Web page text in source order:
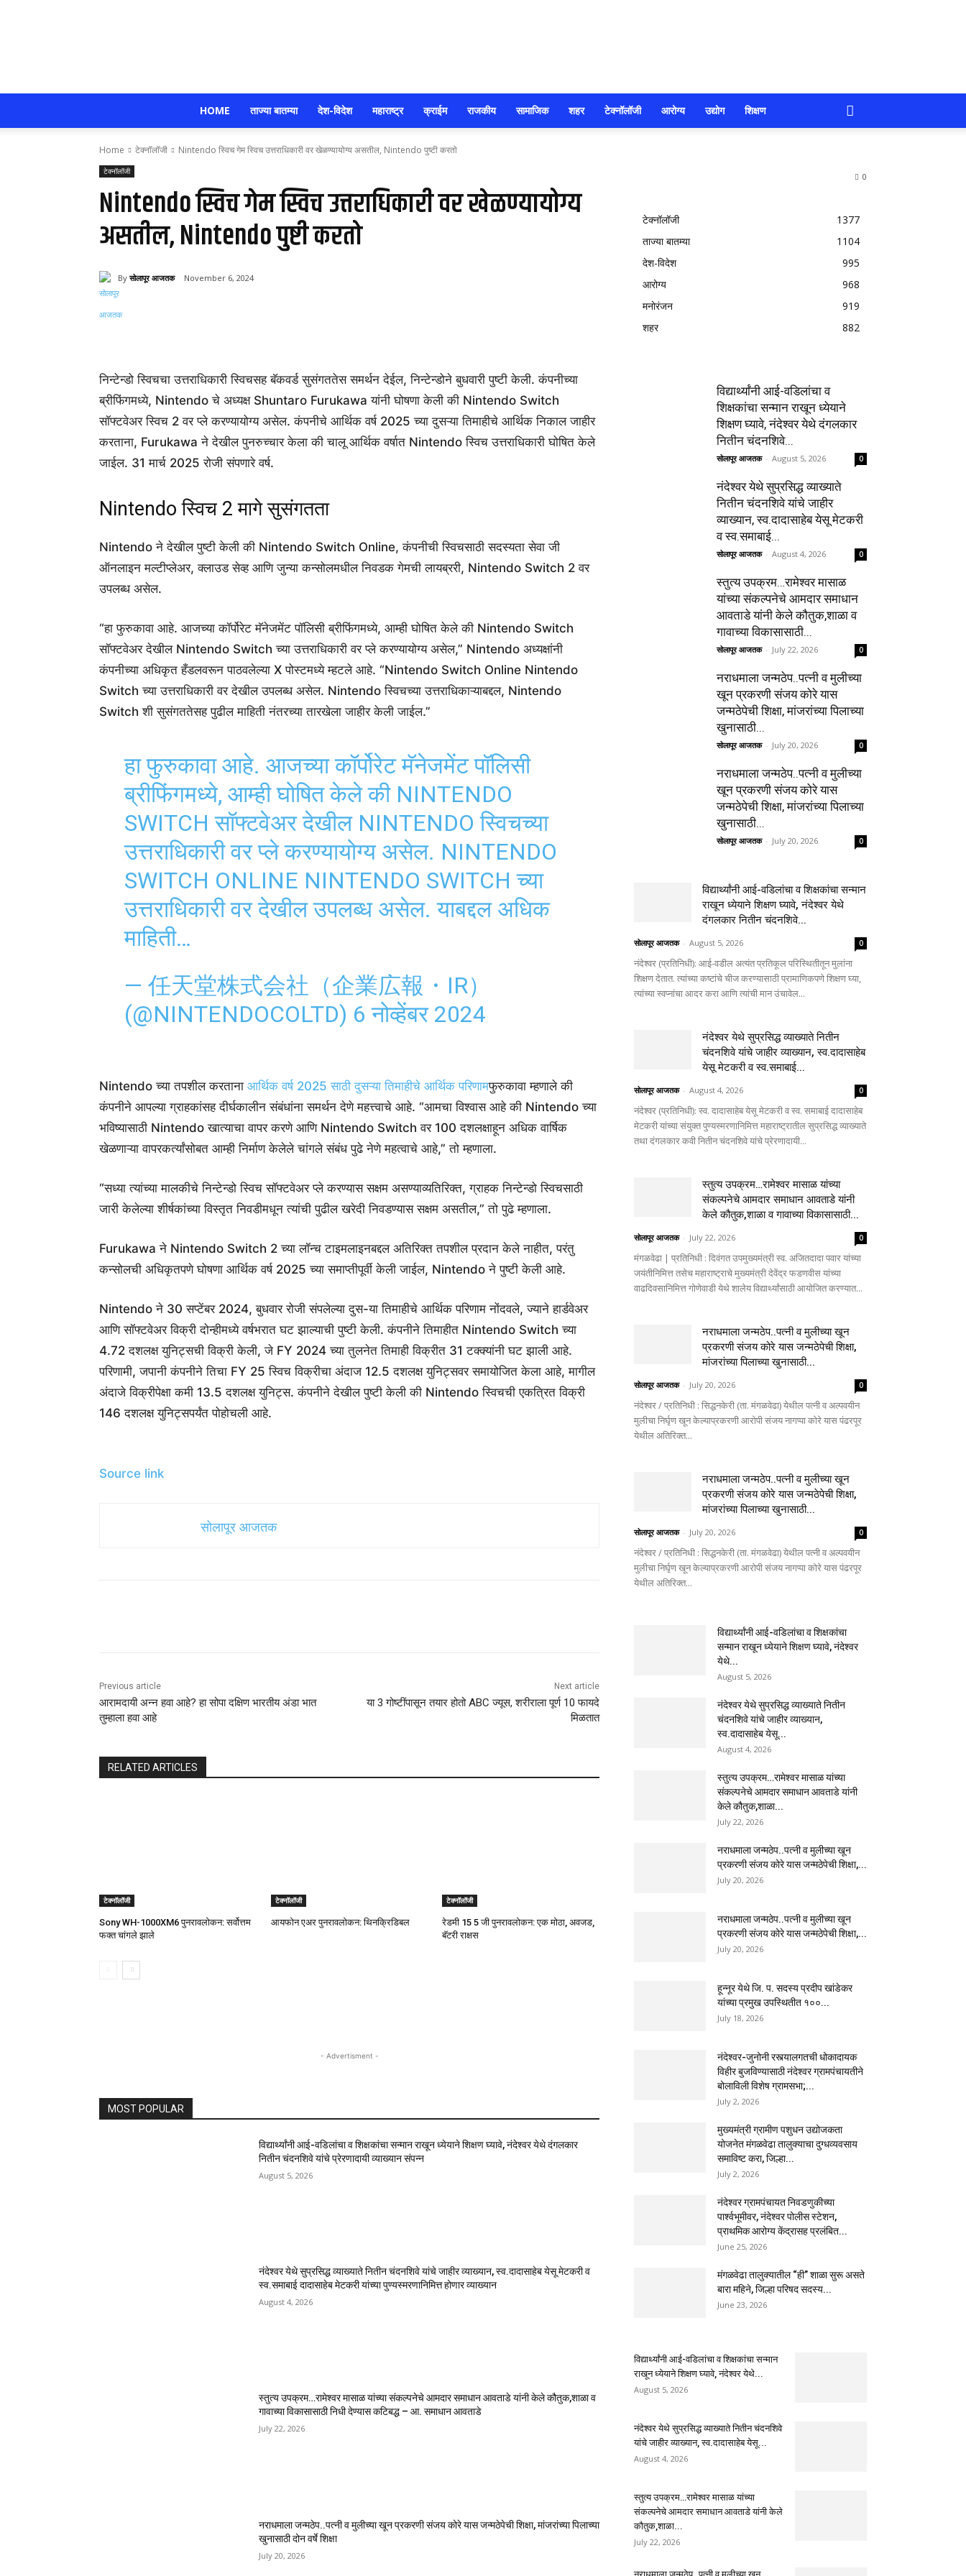
सोलापूर
आजतक
HOME ताज्या बातम्या देश-विदेश महाराष्ट्र क्राईम राजकीय सामाजिक शहर टेक्नॉलॉजी आरोग्य उद्योग शिक्षण
Home टेक्नॉलॉजी Nintendo स्विच गेम स्विच उत्तराधिकारी वर खेळण्यायोग्य असतील, Nintendo पुष्टी करतो
टेक्नॉलॉजी
Nintendo स्विच गेम स्विच उत्तराधिकारी वर खेळण्यायोग्य
असतील, Nintendo पुष्टी करतो
By सोलापूर आजतक November 6, 2024
निन्टेन्डो स्विचचा उत्तराधिकारी स्विचसह बॅकवर्ड सुसंगततेस समर्थन देईल, निन्टेन्डोने बुधवारी पुष्टी केली. कंपनीच्या
ब्रीफिंगमध्ये, Nintendo चे अध्यक्ष Shuntaro Furukawa यांनी घोषणा केली की Nintendo Switch
सॉफ्टवेअर स्विच 2 वर प्ले करण्यायोग्य असेल. कंपनीचे आर्थिक वर्ष 2025 च्या दुसऱ्या तिमाहीचे आर्थिक निकाल जाहीर
करताना, Furukawa ने देखील पुनरुच्चार केला की चालू आर्थिक वर्षात Nintendo स्विच उत्तराधिकारी घोषित केले
जाईल. 31 मार्च 2025 रोजी संपणारे वर्ष.
Nintendo स्विच 2 मागे सुसंगतता
Nintendo ने देखील पुष्टी केली की Nintendo Switch Online, कंपनीची स्विचसाठी सदस्यता सेवा जी
ऑनलाइन मल्टीप्लेअर, क्लाउड सेव्ह आणि जुन्या कन्सोलमधील निवडक गेमची लायब्ररी, Nintendo Switch 2 वर
उपलब्ध असेल.
“हा फुरुकावा आहे. आजच्या कॉर्पोरेट मॅनेजमेंट पॉलिसी ब्रीफिंगमध्ये, आम्ही घोषित केले की Nintendo Switch
सॉफ्टवेअर देखील Nintendo Switch च्या उत्तराधिकारी वर प्ले करण्यायोग्य असेल,” Nintendo अध्यक्षांनी
कंपनीच्या अधिकृत हँडलवरून पाठवलेल्या X पोस्टमध्ये म्हटले आहे. “Nintendo Switch Online Nintendo
Switch च्या उत्तराधिकारी वर देखील उपलब्ध असेल. Nintendo स्विचच्या उत्तराधिकाऱ्याबद्दल, Nintendo
Switch शी सुसंगततेसह पुढील माहिती नंतरच्या तारखेला जाहीर केली जाईल.”
हा फुरुकावा आहे. आजच्या कॉर्पोरेट मॅनेजमेंट पॉलिसी
ब्रीफिंगमध्ये, आम्ही घोषित केले की NINTENDO
SWITCH सॉफ्टवेअर देखील NINTENDO स्विचच्या
उत्तराधिकारी वर प्ले करण्यायोग्य असेल. NINTENDO
SWITCH ONLINE NINTENDO SWITCH च्या
उत्तराधिकारी वर देखील उपलब्ध असेल. याबद्दल अधिक
माहिती…
— 任天堂株式会社（企業広報・IR）
(@NINTENDOCOLTD) 6 नोव्हेंबर 2024
Nintendo च्या तपशील करताना आर्थिक वर्ष 2025 साठी दुसऱ्या तिमाहीचे आर्थिक परिणामफुरुकावा म्हणाले की
कंपनीने आपल्या ग्राहकांसह दीर्घकालीन संबंधांना समर्थन देणे महत्त्वाचे आहे. “आमचा विश्वास आहे की Nintendo च्या
भविष्यासाठी Nintendo खात्याचा वापर करणे आणि Nintendo Switch वर 100 दशलक्षाहून अधिक वार्षिक
खेळणाऱ्या वापरकर्त्यांसोबत आम्ही निर्माण केलेले चांगले संबंध पुढे नेणे महत्वाचे आहे,” तो म्हणाला.
“सध्या त्यांच्या मालकीचे निन्टेन्डो स्विच सॉफ्टवेअर प्ले करण्यास सक्षम असण्याव्यतिरिक्त, ग्राहक निन्टेन्डो स्विचसाठी
जारी केलेल्या शीर्षकांच्या विस्तृत निवडीमधून त्यांची पुढील खरेदी निवडण्यास सक्षम असतील,” तो पुढे म्हणाला.
Furukawa ने Nintendo Switch 2 च्या लॉन्च टाइमलाइनबद्दल अतिरिक्त तपशील प्रदान केले नाहीत, परंतु
कन्सोलची अधिकृतपणे घोषणा आर्थिक वर्ष 2025 च्या समाप्तीपूर्वी केली जाईल, Nintendo ने पुष्टी केली आहे.
Nintendo ने 30 सप्टेंबर 2024, बुधवार रोजी संपलेल्या दुस-या तिमाहीचे आर्थिक परिणाम नोंदवले, ज्याने हार्डवेअर
आणि सॉफ्टवेअर विक्री दोन्हीमध्ये वर्षभरात घट झाल्याची पुष्टी केली. कंपनीने तिमाहीत Nintendo Switch च्या
4.72 दशलक्ष युनिट्सची विक्री केली, जे FY 2024 च्या तुलनेत तिमाही विक्रीत 31 टक्क्यांनी घट झाली आहे.
परिणामी, जपानी कंपनीने तिचा FY 25 स्विच विक्रीचा अंदाज 12.5 दशलक्ष युनिट्सवर समायोजित केला आहे, मागील
अंदाजे विक्रीपेक्षा कमी 13.5 दशलक्ष युनिट्स. कंपनीने देखील पुष्टी केली की Nintendo स्विचची एकत्रित विक्री
146 दशलक्ष युनिट्सपर्यंत पोहोचली आहे.
Source link
सोलापूर आजतक
Previous article
आरामदायी अन्न हवा आहे? हा सोपा दक्षिण भारतीय अंडा भात
तुम्हाला हवा आहे
Next article
या 3 गोष्टींपासून तयार होतो ABC ज्यूस, शरीराला पूर्ण 10 फायदे
मिळतात
RELATED ARTICLES
टेक्नॉलॉजी
Sony WH-1000XM6 पुनरावलोकन: सर्वोत्तम
फक्त चांगले झाले
टेक्नॉलॉजी
आयफोन एअर पुनरावलोकन: थिनक्रिडिबल
टेक्नॉलॉजी
रेडमी 15 5 जी पुनरावलोकन: एक मोठा, अवजड,
बॅटरी राक्षस
- Advertisment -
MOST POPULAR
विद्यार्थ्यांनी आई-वडिलांचा व शिक्षकांचा सन्मान राखून ध्येयाने शिक्षण घ्यावे, नंदेश्वर येथे दंगलकार
नितीन चंदनशिवे यांचे प्रेरणादायी व्याख्यान संपन्न
August 5, 2026
नंदेश्वर येथे सुप्रसिद्ध व्याख्याते नितीन चंदनशिवे यांचे जाहीर व्याख्यान, स्व.दादासाहेब येसू मेटकरी व
स्व.समाबाई दादासाहेब मेटकरी यांच्या पुण्यस्मरणानिमित्त होणार व्याख्यान
August 4, 2026
स्तुत्य उपक्रम…रामेश्वर मासाळ यांच्या संकल्पनेचे आमदार समाधान आवताडे यांनी केले कौतुक,शाळा व
गावाच्या विकासासाठी निधी देण्यास कटिबद्ध – आ. समाधान आवताडे
July 22, 2026
नराधमाला जन्मठेप..पत्नी व मुलीच्या खून प्रकरणी संजय कोरे यास जन्मठेपेची शिक्षा, मांजरांच्या पिलाच्या
खुनासाठी दोन वर्षे शिक्षा
July 20, 2026
0
टेक्नॉलॉजी
1377
ताज्या बातम्या
1104
देश-विदेश
995
आरोग्य
968
मनोरंजन
919
शहर
882
विद्यार्थ्यांनी आई-वडिलांचा व
शिक्षकांचा सन्मान राखून ध्येयाने
शिक्षण घ्यावे, नंदेश्वर येथे दंगलकार
नितीन चंदनशिवे...
सोलापूर आजतक - August 5, 2026 0
नंदेश्वर येथे सुप्रसिद्ध व्याख्याते
नितीन चंदनशिवे यांचे जाहीर
व्याख्यान, स्व.दादासाहेब येसू मेटकरी
व स्व.समाबाई...
सोलापूर आजतक - August 4, 2026 0
स्तुत्य उपक्रम…रामेश्वर मासाळ
यांच्या संकल्पनेचे आमदार समाधान
आवताडे यांनी केले कौतुक,शाळा व
गावाच्या विकासासाठी...
सोलापूर आजतक - July 22, 2026 0
नराधमाला जन्मठेप..पत्नी व मुलीच्या
खून प्रकरणी संजय कोरे यास
जन्मठेपेची शिक्षा, मांजरांच्या पिलाच्या
खुनासाठी...
सोलापूर आजतक - July 20, 2026 0
नराधमाला जन्मठेप..पत्नी व मुलीच्या
खून प्रकरणी संजय कोरे यास
जन्मठेपेची शिक्षा, मांजरांच्या पिलाच्या
खुनासाठी...
सोलापूर आजतक - July 20, 2026 0
विद्यार्थ्यांनी आई-वडिलांचा व शिक्षकांचा सन्मान
राखून ध्येयाने शिक्षण घ्यावे, नंदेश्वर येथे
दंगलकार नितीन चंदनशिवे...
सोलापूर आजतक - August 5, 2026 0
नंदेश्वर (प्रतिनिधी): आई-वडील अत्यंत प्रतिकूल परिस्थितीतून मुलांना
शिक्षण देतात. त्यांच्या कष्टांचे चीज करण्यासाठी प्रामाणिकपणे शिक्षण घ्या,
त्यांच्या स्वप्नांचा आदर करा आणि त्यांची मान उंचावेल...
नंदेश्वर येथे सुप्रसिद्ध व्याख्याते नितीन
चंदनशिवे यांचे जाहीर व्याख्यान, स्व.दादासाहेब
येसू मेटकरी व स्व.समाबाई...
सोलापूर आजतक - August 4, 2026 0
नंदेश्वर (प्रतिनिधी): स्व. दादासाहेब येसू मेटकरी व स्व. समाबाई दादासाहेब
मेटकरी यांच्या संयुक्त पुण्यस्मरणानिमित्त महाराष्ट्रातील सुप्रसिद्ध व्याख्याते
तथा दंगलकार कवी नितीन चंदनशिवे यांचे प्रेरणादायी...
स्तुत्य उपक्रम…रामेश्वर मासाळ यांच्या
संकल्पनेचे आमदार समाधान आवताडे यांनी
केले कौतुक,शाळा व गावाच्या विकासासाठी...
सोलापूर आजतक - July 22, 2026 0
मंगळवेढा | प्रतिनिधी : दिवंगत उपमुख्यमंत्री स्व. अजितदादा पवार यांच्या
जयंतीनिमित्त तसेच महाराष्ट्राचे मुख्यमंत्री देवेंद्र फडणवीस यांच्या
वाढदिवसानिमित्त गोणेवाडी येथे शालेय विद्यार्थ्यांसाठी आयोजित करण्यात...
नराधमाला जन्मठेप..पत्नी व मुलीच्या खून
प्रकरणी संजय कोरे यास जन्मठेपेची शिक्षा,
मांजरांच्या पिलाच्या खुनासाठी...
सोलापूर आजतक - July 20, 2026 0
नंदेश्वर / प्रतिनिधी : सिद्धनकेरी (ता. मंगळवेढा) येथील पत्नी व अल्पवयीन
मुलीचा निर्घृण खून केल्याप्रकरणी आरोपी संजय नागप्पा कोरे यास पंढरपूर
येथील अतिरिक्त...
नराधमाला जन्मठेप..पत्नी व मुलीच्या खून
प्रकरणी संजय कोरे यास जन्मठेपेची शिक्षा,
मांजरांच्या पिलाच्या खुनासाठी...
सोलापूर आजतक - July 20, 2026 0
नंदेश्वर / प्रतिनिधी : सिद्धनकेरी (ता. मंगळवेढा) येथील पत्नी व अल्पवयीन
मुलीचा निर्घृण खून केल्याप्रकरणी आरोपी संजय नागप्पा कोरे यास पंढरपूर
येथील अतिरिक्त...
विद्यार्थ्यांनी आई-वडिलांचा व शिक्षकांचा
सन्मान राखून ध्येयाने शिक्षण घ्यावे, नंदेश्वर
येथे...
August 5, 2026
नंदेश्वर येथे सुप्रसिद्ध व्याख्याते नितीन
चंदनशिवे यांचे जाहीर व्याख्यान,
स्व.दादासाहेब येसू...
August 4, 2026
स्तुत्य उपक्रम…रामेश्वर मासाळ यांच्या
संकल्पनेचे आमदार समाधान आवताडे यांनी
केले कौतुक,शाळा...
July 22, 2026
नराधमाला जन्मठेप..पत्नी व मुलीच्या खून
प्रकरणी संजय कोरे यास जन्मठेपेची शिक्षा,...
July 20, 2026
नराधमाला जन्मठेप..पत्नी व मुलीच्या खून
प्रकरणी संजय कोरे यास जन्मठेपेची शिक्षा,...
July 20, 2026
हून्नूर येथे जि. प. सदस्य प्रदीप खांडेकर
यांच्या प्रमुख उपस्थितीत १००...
July 18, 2026
नंदेश्वर-जुनोनी रस्त्यालगतची धोकादायक
विहीर बुजविण्यासाठी नंदेश्वर ग्रामपंचायतीने
बोलाविली विशेष ग्रामसभा;...
July 2, 2026
मुख्यमंत्री ग्रामीण पशुधन उद्योजकता
योजनेत मंगळवेढा तालुक्याचा दुग्धव्यवसाय
समाविष्ट करा, जिल्हा...
July 2, 2026
नंदेश्वर ग्रामपंचायत निवडणुकीच्या
पार्श्वभूमीवर, नंदेश्वर पोलीस स्टेशन,
प्राथमिक आरोग्य केंद्रासह प्रलंबित...
June 25, 2026
मंगळवेढा तालुक्यातील “ही” शाळा सुरू असते
बारा महिने, जिल्हा परिषद सदस्य...
June 23, 2026
विद्यार्थ्यांनी आई-वडिलांचा व शिक्षकांचा सन्मान
राखून ध्येयाने शिक्षण घ्यावे, नंदेश्वर येथे...
August 5, 2026
नंदेश्वर येथे सुप्रसिद्ध व्याख्याते नितीन चंदनशिवे
यांचे जाहीर व्याख्यान, स्व.दादासाहेब येसू...
August 4, 2026
स्तुत्य उपक्रम…रामेश्वर मासाळ यांच्या
संकल्पनेचे आमदार समाधान आवताडे यांनी केले
कौतुक,शाळा...
July 22, 2026